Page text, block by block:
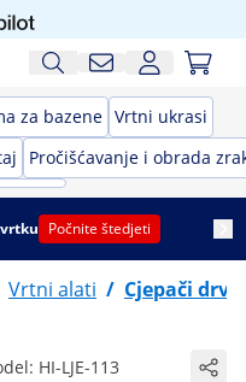
za bazene Vrtni ukrasi
Pročišćavanje i obrada
Počnite štedjeti
Vrtni alati / Cjepači drva
HI-LJE-113